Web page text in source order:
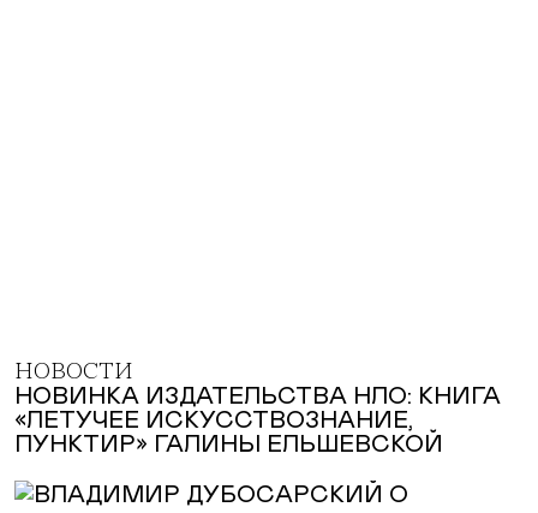
НОВОСТИ
НОВИНКА ИЗДАТЕЛЬСТВА НЛО: КНИГА
«ЛЕТУЧЕЕ ИСКУССТВОЗНАНИЕ,
ПУНКТИР» ГАЛИНЫ ЕЛЬШЕВСКОЙ